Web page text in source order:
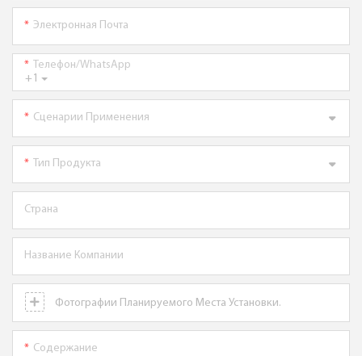
Электронная Почта
+1
Телефон/WhatsApp
Сценарии Применения
Тип Продукта
Страна
Название Компании
Фотографии Планируемого Места Установки.
Содержание